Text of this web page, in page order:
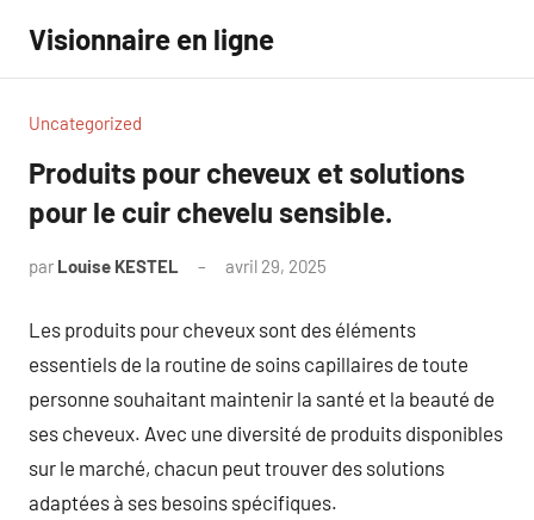
contenu
Visionnaire en ligne
Uncategorized
Produits pour cheveux et solutions
pour le cuir chevelu sensible.
par Louise KESTEL avril 29, 2025
Les produits pour cheveux sont des éléments
essentiels de la routine de soins capillaires de toute
personne souhaitant maintenir la santé et la beauté de
ses cheveux. Avec une diversité de produits disponibles
sur le marché, chacun peut trouver des solutions
adaptées à ses besoins spécifiques.